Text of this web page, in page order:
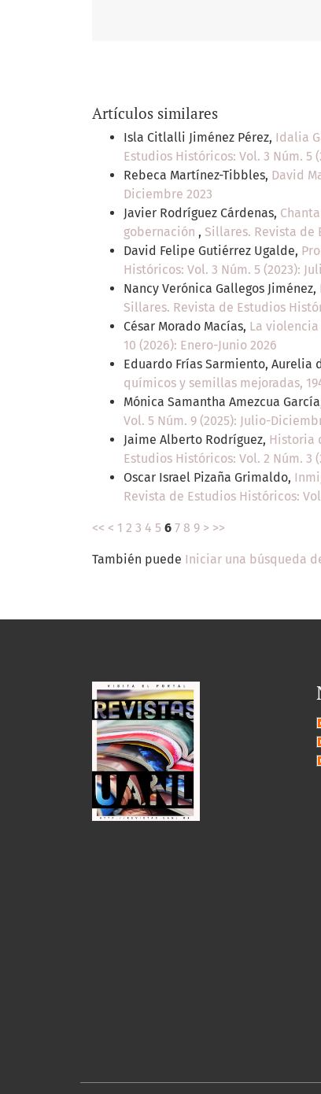
Artículos similares
Isla Citlalli Jiménez Pérez, Idalia
Estudios Históricos: Vol. 3 Núm. 5
Rebeca Martínez-Tibbles, David
Diciembre 2023
Javier Rodríguez Cárdenas,
gobernación , Sillares. Revista de
David Felipe Gutiérrez Ugalde,
Históricos: Vol. 3 Núm. 5 (2023):
Nancy Verónica Gallegos Jiménez,
Sillares. Revista de Estudios
César Morado Macías, La
10 (2026): Enero-Junio 2026
Eduardo Frías Sarmiento, Aurelia
químicos y semillas mejoradas,
Mónica Samantha Amezcua
Vol. 5 Núm. 9 (2025): Julio-
Jaime Alberto Rodríguez, Historia
Estudios Históricos: Vol. 2 Núm. 3
Oscar Israel Pizaña Grimaldo,
Revista de Estudios Históricos:
<< < 1 2 3 4 5 6 7 8 9 > >>
También puede Iniciar una búsqueda